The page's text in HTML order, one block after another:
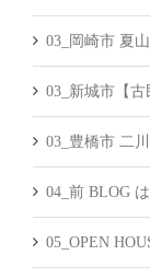
03_岡崎市 夏
03_新城市【古
03_豊橋市 二
04_前 BLOG
05_OPEN